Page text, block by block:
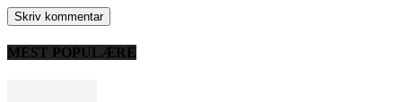
MEST POPULÆRE